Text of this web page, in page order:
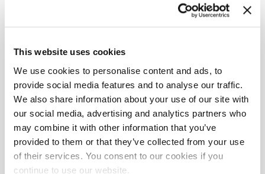
This website uses cookies
We use cookies to personalise content and ads, to
provide social media features and to analyse our traffic.
We also share information about your use of our site with
our social media, advertising and analytics partners who
may combine it with other information that you’ve
provided to them or that they’ve collected from your use
of their services. You consent to our cookies if you
continue to use our website.